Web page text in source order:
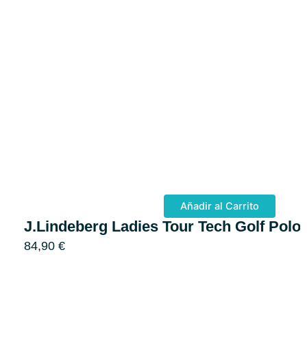
Añadir al Carrito
J.Lindeberg Ladies Tour Tech Golf Polo
84,90 €